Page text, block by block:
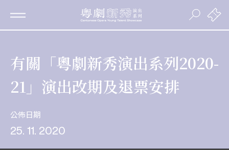
有關「粵劇新秀演出系列2020-
21」演出改期及退票安排
公佈日期
25. 11. 2020